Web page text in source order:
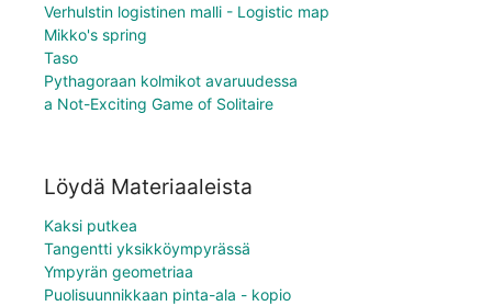
Verhulstin logistinen malli - Logistic map
Mikko's spring
Taso
Pythagoraan kolmikot avaruudessa
a Not-Exciting Game of Solitaire
Löydä Materiaaleista
Kaksi putkea
Tangentti yksikköympyrässä
Ympyrän geometriaa
Puolisuunnikkaan pinta-ala - kopio